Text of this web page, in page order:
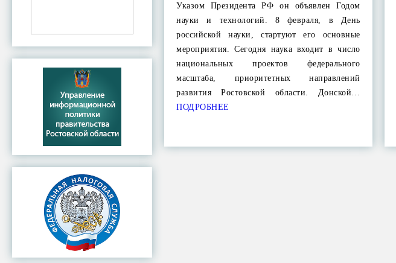
Указом Президента РФ он объявлен Годом
науки и технологий. 8 февраля, в День
российской науки, стартуют его основные
мероприятия. Сегодня наука входит в число
национальных проектов федерального
масштаба, приоритетных направлений
развития Ростовской области. Донской…
ПОДРОБНЕЕ